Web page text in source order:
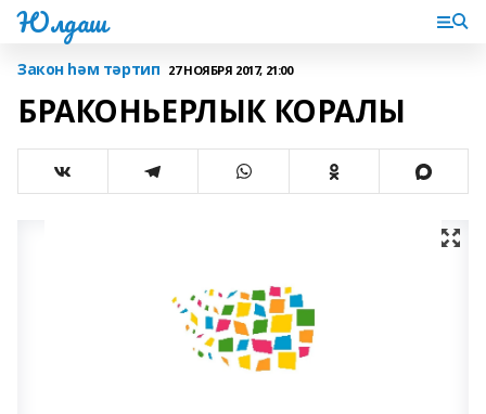
Юлдаш
Закон һәм тәртип 27 НОЯБРЯ 2017, 21:00
БРАКОНЬЕРЛЫК КОРАЛЫ